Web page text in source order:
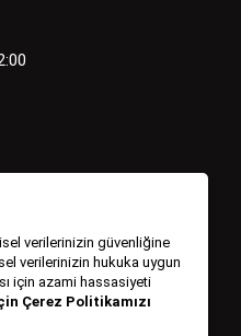
verilerinizin güvenliğine
verilerinizin hukuka uygun
için azami hassasiyeti
Çerez Politikamızı